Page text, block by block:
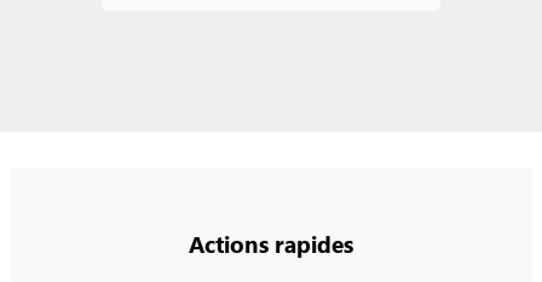
Actions rapides